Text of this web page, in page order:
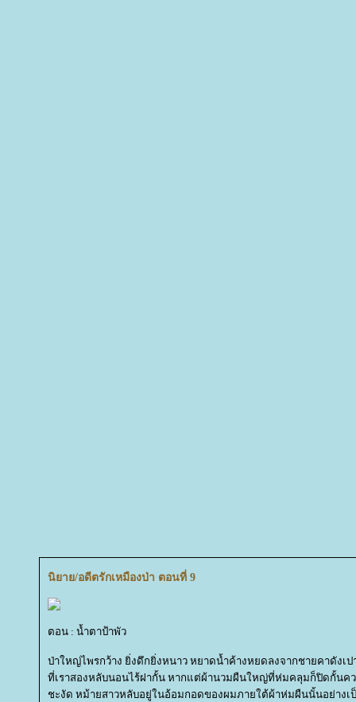
นิยาย/อดีตรักเหมืองป่า ตอนที่ 9
ตอน : น้ำตาป้าพัว
ป่าใหญ่ไพรกว้าง ยิ่งดึกยิ่งหนาว หยาดน้ำค้างหยดลงจากชายคาดังเป
ที่เราสองหลับนอนไร้ฝากั้น หากแต่ผ้านวมผืนใหญ่ที่ห่มคลุมก็ปิดกั้นค
ชะงัด หม้ายสาวหลับอยู่ในอ้อมกอดของผมภายใต้ผ้าห่มผืนนั้นอย่างเ